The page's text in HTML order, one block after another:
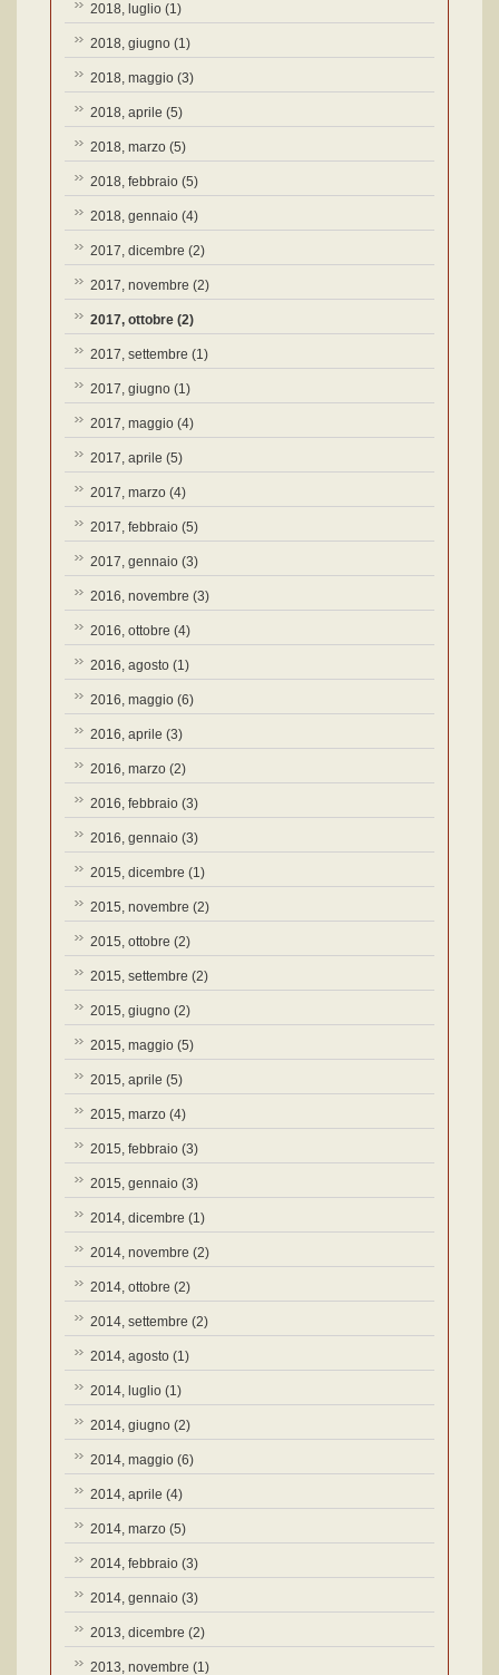
2018, luglio (1)
2018, giugno (1)
2018, maggio (3)
2018, aprile (5)
2018, marzo (5)
2018, febbraio (5)
2018, gennaio (4)
2017, dicembre (2)
2017, novembre (2)
2017, ottobre (2)
2017, settembre (1)
2017, giugno (1)
2017, maggio (4)
2017, aprile (5)
2017, marzo (4)
2017, febbraio (5)
2017, gennaio (3)
2016, novembre (3)
2016, ottobre (4)
2016, agosto (1)
2016, maggio (6)
2016, aprile (3)
2016, marzo (2)
2016, febbraio (3)
2016, gennaio (3)
2015, dicembre (1)
2015, novembre (2)
2015, ottobre (2)
2015, settembre (2)
2015, giugno (2)
2015, maggio (5)
2015, aprile (5)
2015, marzo (4)
2015, febbraio (3)
2015, gennaio (3)
2014, dicembre (1)
2014, novembre (2)
2014, ottobre (2)
2014, settembre (2)
2014, agosto (1)
2014, luglio (1)
2014, giugno (2)
2014, maggio (6)
2014, aprile (4)
2014, marzo (5)
2014, febbraio (3)
2014, gennaio (3)
2013, dicembre (2)
2013, novembre (1)